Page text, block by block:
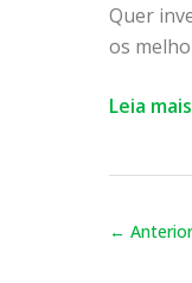
Quer
os
para
Leia
← Anterior